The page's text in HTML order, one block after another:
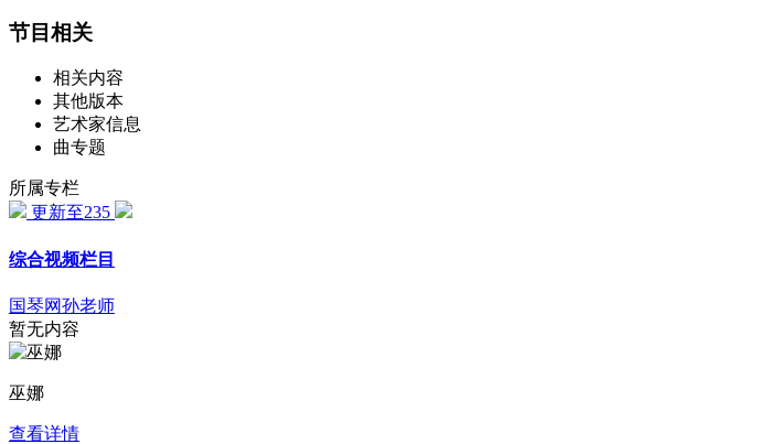
节目相关
相关内容
其他版本
艺术家信息
曲专题
所属专栏
更新至235
综合视频栏目
国琴网孙老师
暂无内容
巫娜
查看详情